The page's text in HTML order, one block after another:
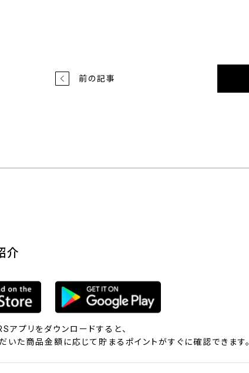
前の記事
介
アプリをダウンロードすると、
いた商品金額に応じて貯まるポイントがすぐに確認できます。